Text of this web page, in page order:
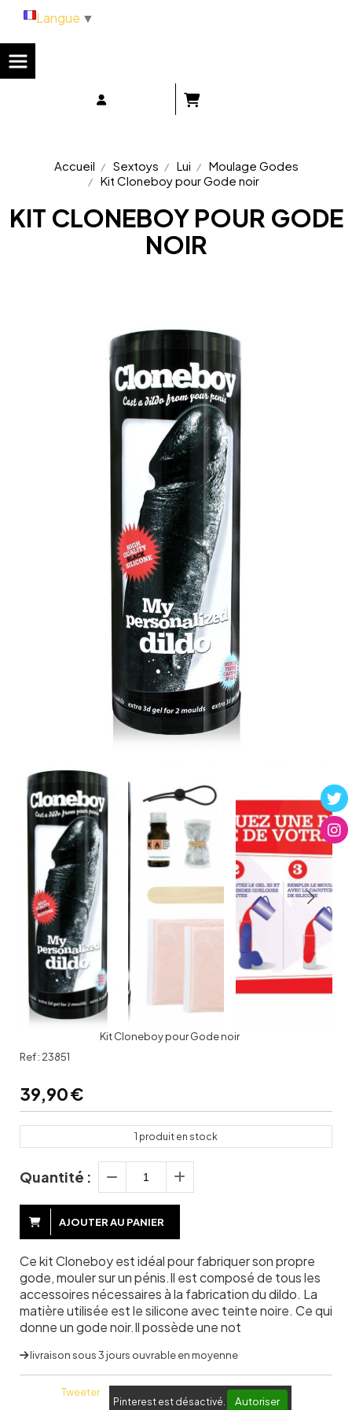
Accueil Sextoys Lui
Moulage Godes
Kit Cloneboy pour Gode noir
KIT CLONEBOY POUR GODE
NOIR
Kit Cloneboy pour Gode noir
Ref : 23851
39,90€
1 produit en stock
Quantité :
AJOUTER AU PANIER
Ce kit Cloneboy est idéal pour fabriquer son propre
gode, mouler sur un pénis.Il est composé de tous les
accessoires nécessaires à la fabrication du dildo. La
matière utilisée est le silicone avec teinte noire. Ce qui
donne un gode noir.Il possède une not
livraison sous 3 jours ouvrable en moyenne
Tweeter
Pinterest est désactivé. Autoriser
Langue ▼